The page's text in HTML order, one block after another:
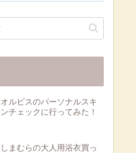
オルビスのパーソナルスキ
ンチェックに行ってみた！
しまむらの大人用浴衣買っ